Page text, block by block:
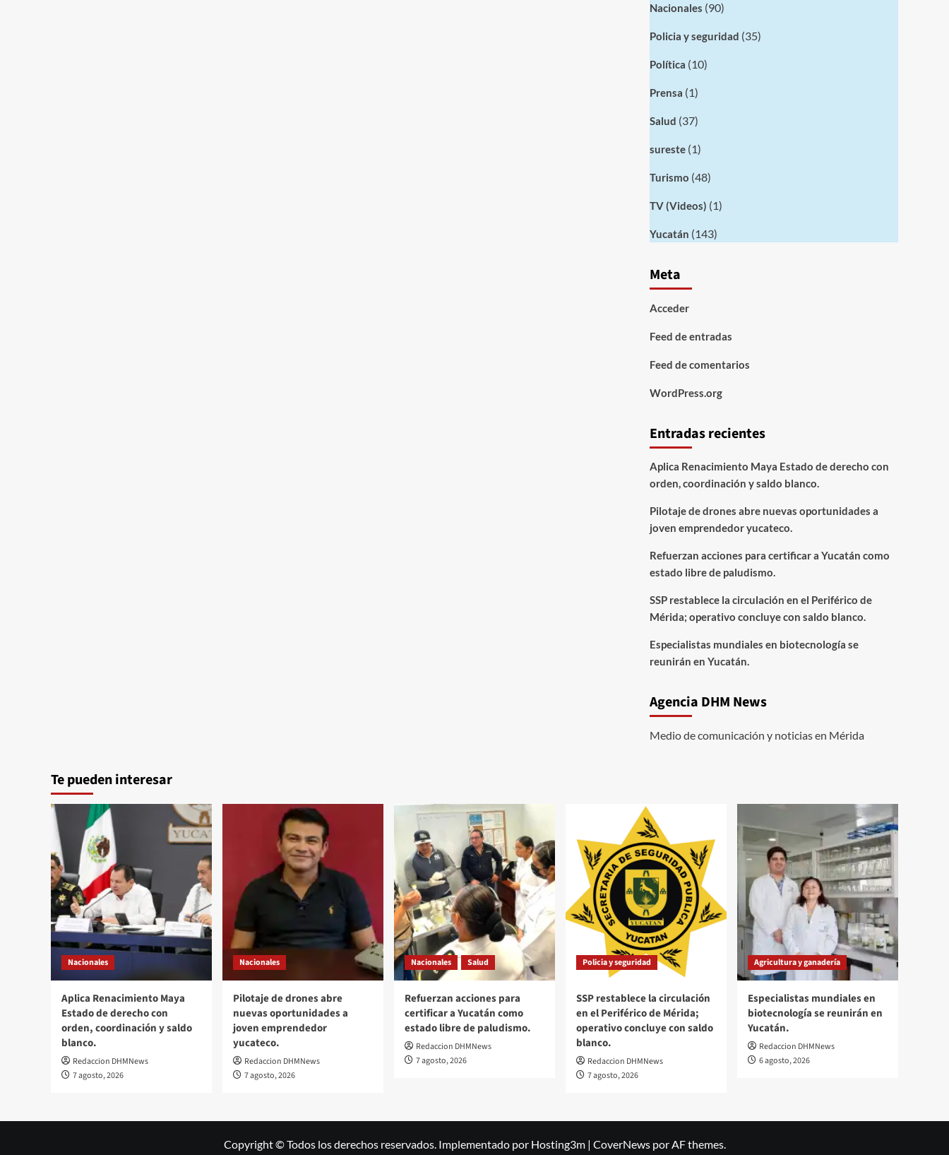
Nacionales (90)
Policia y seguridad (35)
Política (10)
Prensa (1)
Salud (37)
sureste(1)
Turismo (48)
TV (Videos) (1)
Yucatán (143)
Meta
Acceder
Feed de entradas
Feed de comentarios
WordPress.org
Entradas recientes
Aplica Renacimiento Maya Estado de derecho con
orden, coordinación y saldo blanco.
Pilotaje de drones abre nuevas oportunidades a
joven emprendedor yucateco.
Refuerzan acciones para certificar a Yucatán como
estado libre de paludismo.
SSP restablece la circulación en el Periférico de
Mérida; operativo concluye con saldo blanco.
Especialistas mundiales en biotecnología se
reunirán en Yucatán.
Agencia DHM News
Medio de comunicación y noticias en Mérida
Te pueden interesar
Nacionales
Aplica Renacimiento Maya
Estado de derecho con
orden, coordinación y saldo
blanco.
Redaccion DHMNews
7 agosto, 2026
Nacionales
Pilotaje de drones abre
nuevas oportunidades a
joven emprendedor
yucateco.
Redaccion DHMNews
7 agosto, 2026
Nacionales Salud
Refuerzan acciones para
certificar a Yucatán como
estado libre de paludismo.
Redaccion DHMNews
7 agosto, 2026
Policia y seguridad
SSP restablece la circulación
en el Periférico de Mérida;
operativo concluye con saldo
blanco.
Redaccion DHMNews
7 agosto, 2026
Agricultura y ganadería
Especialistas mundiales en
biotecnología se reunirán en
Yucatán.
Redaccion DHMNews
6 agosto, 2026
Copyright © Todos los derechos reservados. Implementado por Hosting3m | CoverNewspor AF themes.